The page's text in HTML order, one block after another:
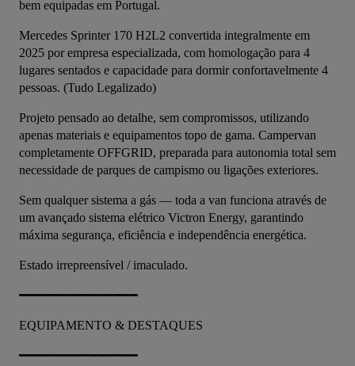
bem equipadas em Portugal.
Mercedes Sprinter 170 H2L2 convertida integralmente em
2025 por empresa especializada, com homologação para 4
lugares sentados e capacidade para dormir confortavelmente 4
pessoas. (Tudo Legalizado)
Projeto pensado ao detalhe, sem compromissos, utilizando
apenas materiais e equipamentos topo de gama. Campervan
completamente OFFGRID, preparada para autonomia total sem
necessidade de parques de campismo ou ligações exteriores.
Sem qualquer sistema a gás — toda a van funciona através de
um avançado sistema elétrico Victron Energy, garantindo
máxima segurança, eficiência e independência energética.
Estado irrepreensível / imaculado.
━━━━━━━━━━━━━━━
EQUIPAMENTO & DESTAQUES
━━━━━━━━━━━━━━━